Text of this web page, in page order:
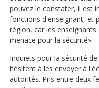
pouvez le constater, il est
fonctions d'enseignant, et
région, car les
menace pour la sécurité».
Inquiets pour la sécurité
hésitent à les envoyer à
autorités. Pris entre deux